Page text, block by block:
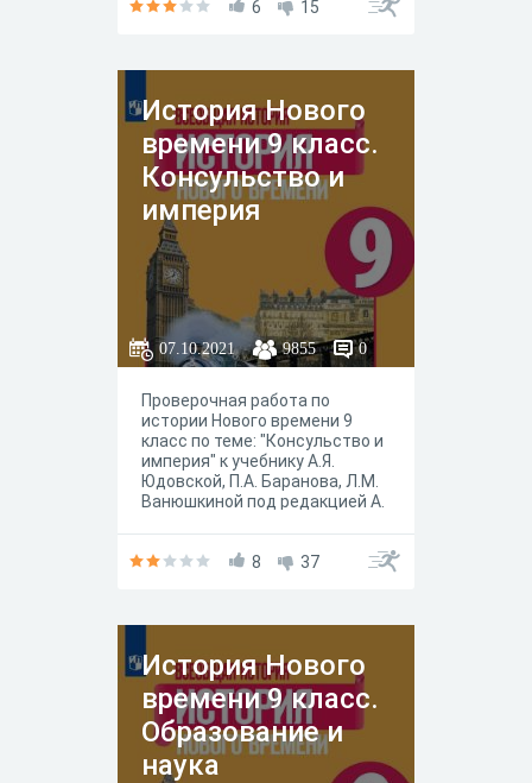
"Просвещение" 2020 год.
6 15
История Нового
времени 9 класс.
Консульство и
империя
07.10.2021 9855 0
Проверочная работа по
истории Нового времени 9
класс по теме: "Консульство и
империя" к учебнику А.Я.
Юдовской, П.А. Баранова, Л.М.
Ванюшкиной под редакцией А.
8
37
История Нового
времени 9 класс.
Образование и
наука